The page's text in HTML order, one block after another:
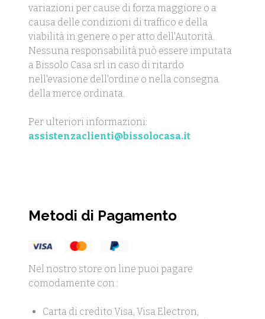
variazioni per cause di forza maggiore o a
causa delle condizioni di traffico e della
viabilità in genere o per atto dell'Autorità.
Nessuna responsabilità può essere imputata
a Bissolo Casa srl in caso di ritardo
nell'evasione dell'ordine o nella consegna
della merce ordinata.
Per ulteriori informazioni:
assistenzaclienti@bissolocasa.it
Metodi di Pagamento
Nel nostro store on line puoi pagare
comodamente con :
Carta di credito Visa, Visa Electron,